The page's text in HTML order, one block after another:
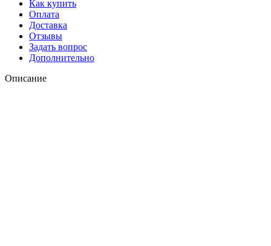
Как купить
Оплата
Доставка
Отзывы
Задать вопрос
Дополнительно
Описание